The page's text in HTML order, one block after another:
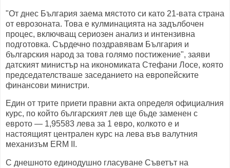
"От днес България заема мястото си като 21-вата страна
от еврозоната. Това е кулминацията на задълбочен
процес, включващ сериозен анализ и интензивна
подготовка. Сърдечно поздравявам България и
българския народ за това голямо постижение", заяви
датският министър на икономиката Стефани Лосе, която
председателстваше заседанието на европейските
финансови министри.
Един от трите приети правни акта определя официалния
курс, по който българският лев ще бъде заменен с
еврото — 1,95583 лева за 1 евро, колкото е и
настоящият централен курс на лева във валутния
механизъм ERM II.
С днешното единодушно гласуване Съветът на